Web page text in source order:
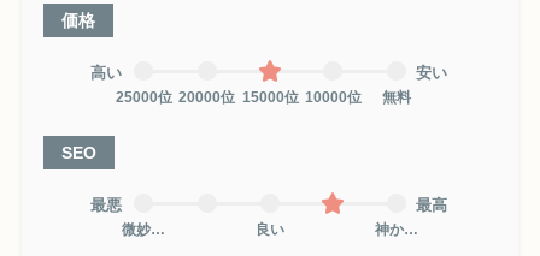
価格
高い
25000位 20000位 15000位 10000位 無料
安い
SEO
最悪
微妙… 良い 神か…
最高